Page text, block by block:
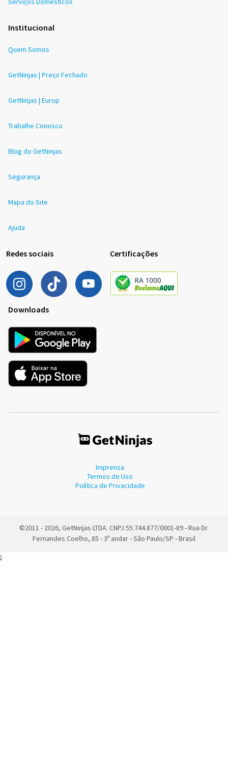
Institucional
Quem Somos
GetNinjas | Preço Fechado
GetNinjas | Europ
Trabalhe Conosco
Blog do GetNinjas
Segurança
Mapa do Site
Ajuda
Redes sociais Certificações
Downloads
Imprensa
Termos de Uso
Política de Privacidade
©2011 - 2026, GetNinjas LTDA. CNPJ 55.744.877/0001-89 - Rua Dr.
Fernandes Coelho, 85 - 3º andar - São Paulo/SP - Brasil
;